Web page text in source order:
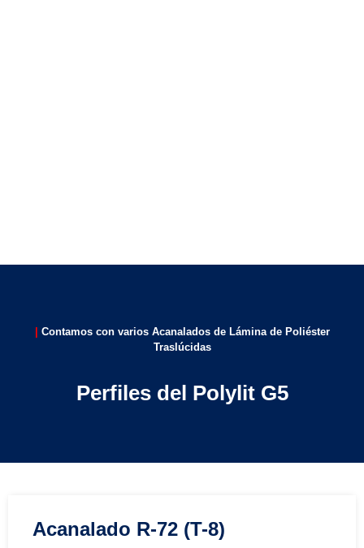
Contamos con varios Acanalados de Lámina de Poliéster
Traslúcidas
Perfiles del Polylit G5
Acanalado R-72 (T-8)